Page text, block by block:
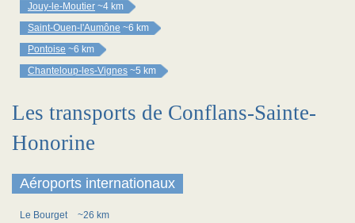
Jouy-le-Moutier ~4 km
Saint-Ouen-l'Aumône ~6 km
Pontoise ~6 km
Chanteloup-les-Vignes ~5 km
Les transports de Conflans-Sainte-
Honorine
Aéroports internationaux
Le Bourget
~26 km